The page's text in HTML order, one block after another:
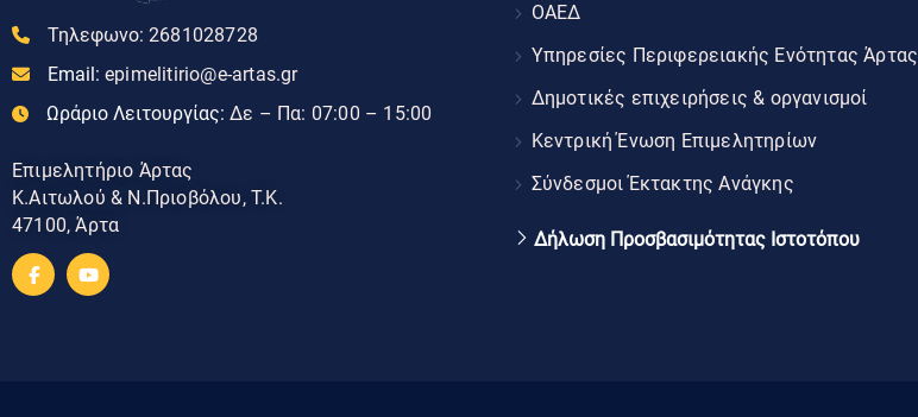
Τηλεφωνο: 2681028728
Email: epimelitirio@e-artas.gr
Ωράριο Λειτουργίας: Δε – Πα: 07:00 – 15:00
Επιμελητήριο Άρτας
Κ.Αιτωλού & Ν.Πριοβόλου, Τ.Κ.
47100, Άρτα
ΟΑΕΔ
Υπηρεσίες Περιφερειακής Ενότητας Άρτας
Δημοτικές επιχειρήσεις & οργανισμοί
Κεντρική Ένωση Επιμελητηρίων
Σύνδεσμοι Έκτακτης Ανάγκης
Δήλωση Προσβασιμότητας Ιστοτόπου